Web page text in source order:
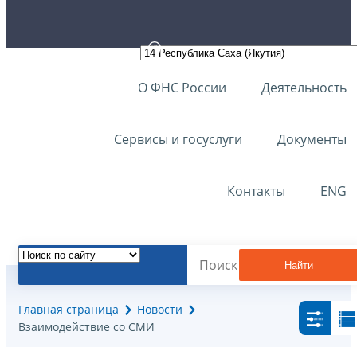
О ФНС России Деятельность
Сервисы и госуслуги Документы
Контакты ENG
Найти
Главная страница
Новости
Взаимодействие со СМИ